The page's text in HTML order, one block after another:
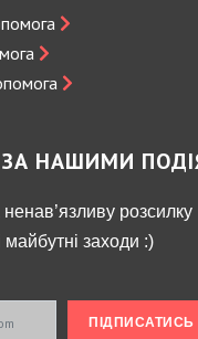
ЗА НАШИМИ
розсилку
заходи :)
ПІДПИСАТИСЬ